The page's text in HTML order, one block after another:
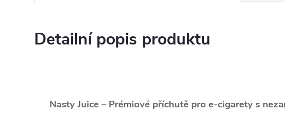
Detailní popis produktu
Nasty Juice – Prémiové příchutě pro e-cigarety s